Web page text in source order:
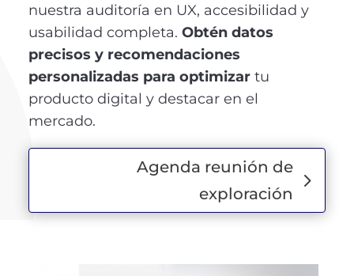
nuestra auditoría en UX, accesibilidad y
usabilidad completa. Obtén datos
precisos y recomendaciones
personalizadas para optimizartu
producto digital y destacar en el
mercado.
Agenda reunión de
exploración